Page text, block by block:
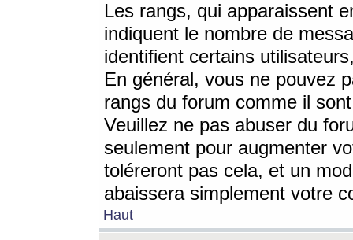
Les rangs, qui apparaissent
indiquent le nombre de
identifient certains
En général, vous ne pouvez
rangs du forum comme il
Veuillez ne pas abuser du
seulement pour augmenter
toléreront pas cela, et un
abaissera simplement votre
Haut